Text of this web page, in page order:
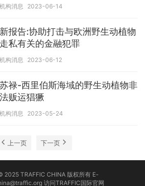
机构消息 2023-06-14
新报告:协助打击与欧洲野生动植物
走私有关的金融犯罪
机构消息 2023-06-12
苏禄-西里伯斯海域的野生动植物非
法贩运猖獗
机构消息 2023-05-24
上一页 下一页
2025 TRAFFIC CHINA 版权所有 E-
访问TRAFFIC国际官网